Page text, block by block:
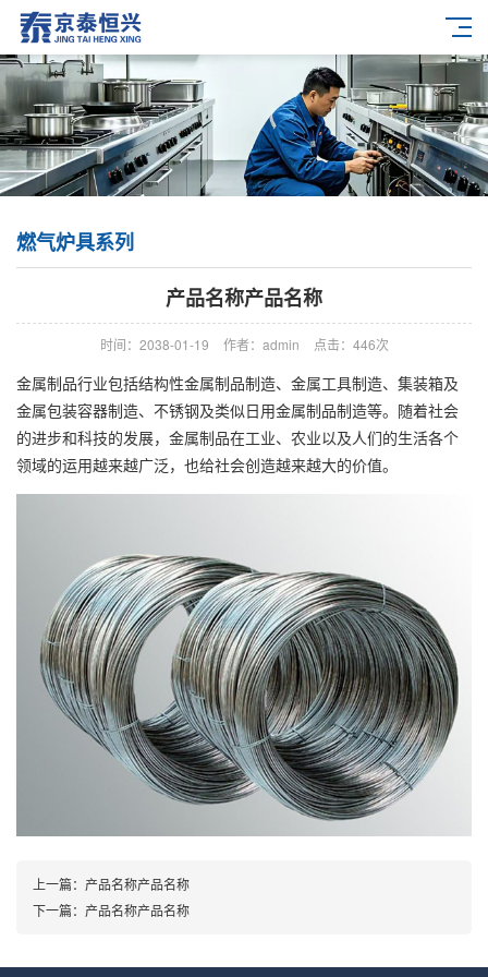
燃气炉具系列
产品名称产品名称
时间：2038-01-19 作者：admin 点击： 446次
金属制品行业包括结构性金属制品制造、金属工具制造、集装箱及
金属包装容器制造、不锈钢及类似日用金属制品制造等。随着社会
的进步和科技的发展，金属制品在工业、农业以及人们的生活各个
领域的运用越来越广泛，也给社会创造越来越大的价值。
上一篇： 产品名称产品名称
下一篇： 产品名称产品名称